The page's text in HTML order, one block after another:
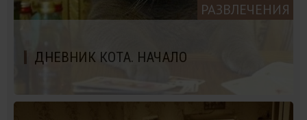
РАЗВЛЕЧЕНИЯ
ДНЕВНИК КОТА. НАЧАЛО